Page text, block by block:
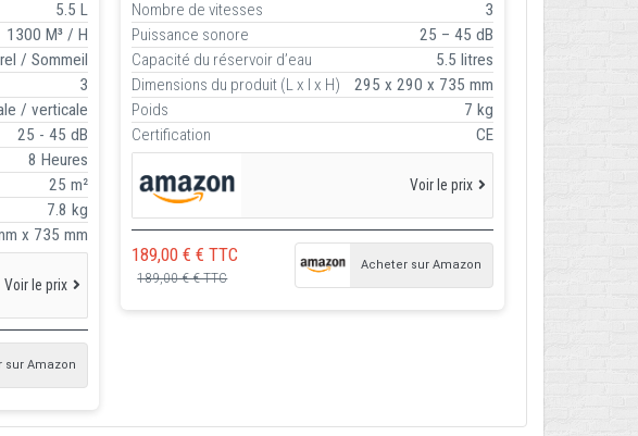
5.5 L
1300 M³ / H
/ Sommeil
3
/ verticale
25 - 45 dB
8 Heures
25 m²
7.8 kg
x 735 mm
Voir le prix
sur Amazon
Nombre de vitesses
3
Puissance sonore
25 – 45 dB
Capacité du réservoir d’eau
5.5 litres
Dimensions du produit (L x l x H)
295 x 290 x 735 mm
Poids
7 kg
Certification
CE
Voir le prix
189,00 € € TTC
189,00 € € TTC
Acheter sur Amazon